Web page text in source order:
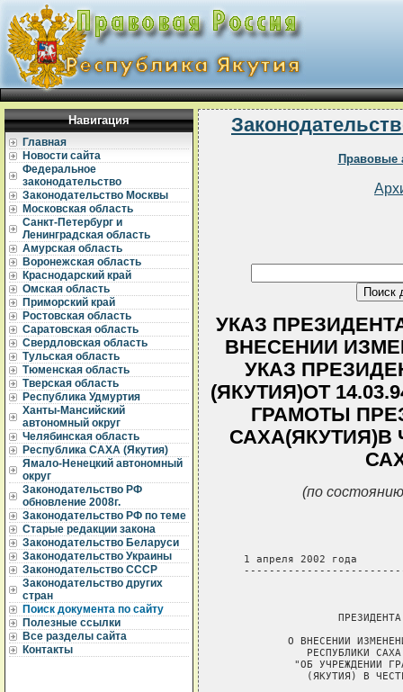
Навигация
Главная
Новости сайта
Федеральное
законодательство
Законодательство Москвы
Московская область
Санкт-Петербург и
Ленинградская область
Амурская область
Воронежская область
Краснодарский край
Омская область
Приморский край
Ростовская область
Саратовская область
Свердловская область
Тульская область
Тюменская область
Тверская область
Республика Удмуртия
Ханты-Мансийский
автономный округ
Челябинская область
Республика САХА (Якутия)
Ямало-Ненецкий автономный
округ
Законодательство РФ
обновление 2008г.
Законодательство РФ по теме
Старые редакции закона
Законодательство Беларуси
Законодательство Украины
Законодательство СССР
Законодательство других
стран
Поиск документа по сайту
Полезные ссылки
Все разделы сайта
Контакты
Правовые
УКАЗ ПРЕЗИДЕНТА
ВНЕСЕНИИ
УКАЗ
(ЯКУТИЯ)ОТ
ГРАМОТЫ
САХА(ЯКУТИЯ)В
(по
1 апреля 2002 года
О ВНЕСЕНИИ
РЕСПУБЛИКИ
"ОБ УЧРЕЖДЕНИИ
(ЯКУТИЯ) В